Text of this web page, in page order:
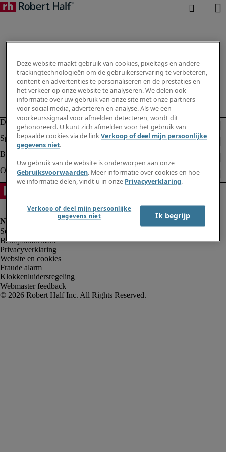
Bedrijfsinformatie
Privacyverklaring
Website en cookies
Fraude alarm
Klokkenluidersregeling
Webmaster feedback
Deze website maakt gebruik van cookies, pixeltags en andere
trackingtechnologieën om de gebruikerservaring te verbeteren,
content en advertenties te personaliseren en de prestaties en
het verkeer op onze website te analyseren. We delen ook
informatie over uw gebruik van onze site met onze partners
voor social media, adverteren en analyse. Als we een
voorkeurssignaal voor afmelden detecteren, wordt dit
gehonoreerd. U kunt zich afmelden voor het gebruik van
bepaalde cookies via de linkVerkoop of deel mijn persoonlijke
gegevens niet.
Uw gebruik van de website is onderworpen aan onze
Gebruiksvoorwaarden. Meer informatie over cookies en hoe
we informatie delen, vindt u in onze Privacyverklaring.
Verkoop of deel mijn persoonlijke
gegevens niet
Ik begrijp